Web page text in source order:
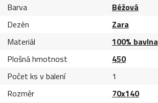
Barva
Béžová
Dezén
Zara
Materiál
100% bavlna
Plošná hmotnost
450
Počet ks v balení
1
Rozměr
70x140